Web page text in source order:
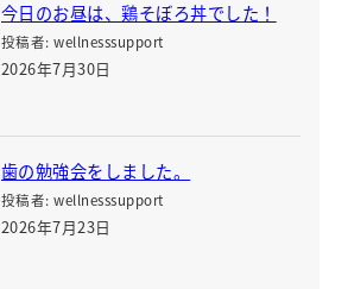
今日のお昼は、鶏そぼろ丼でした！
投稿者: wellnesssupport
2026年7月30日
歯の勉強会をしました。
投稿者: wellnesssupport
2026年7月23日